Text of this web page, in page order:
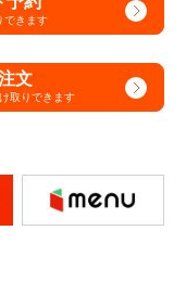
できます
文
取りできます